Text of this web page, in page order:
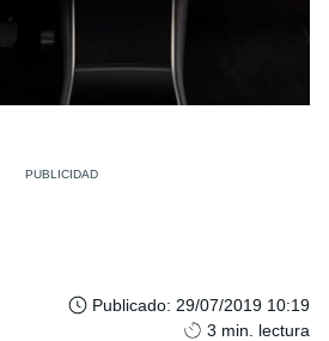
Publicado: 29/07/2019 10:19
3 min. lectura